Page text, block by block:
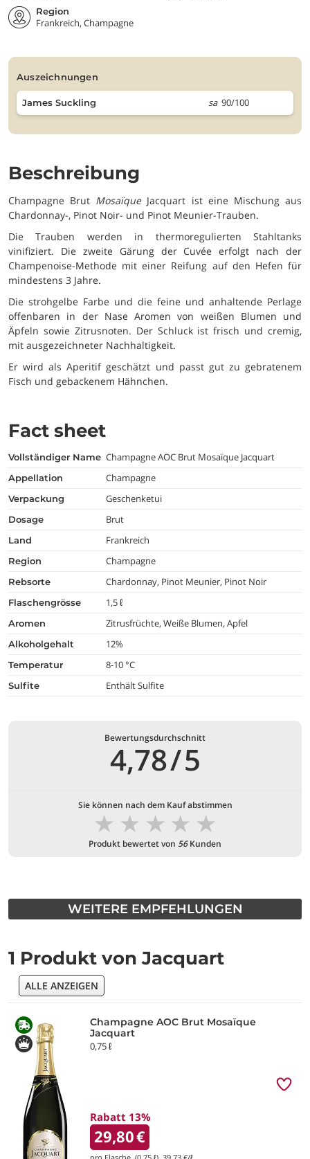
Region
Frankreich, Champagne
auszeichnungen
James Suckling sa 90/100
Beschreibung
Champagne Brut MosaïqueJacquart ist eine Mischung aus
Chardonnay-, Pinot Noir- und Pinot Meunier-Trauben.
Die Trauben werden in thermoregulierten Stahltanks
vinifiziert. Die zweite Gärung der Cuvée erfolgt nach der
Champenoise-Methode mit einer Reifung auf den Hefen für
mindestens 3 Jahre.
Die strohgelbe Farbe und die feine und anhaltende Perlage
offenbaren in der Nase Aromen von weißen Blumen und
Äpfeln sowie Zitrusnoten. Der Schluck ist frisch und cremig,
mit ausgezeichneter Nachhaltigkeit.
Er wird als Aperitif geschätzt und passt gut zu gebratenem
Fisch und gebackenem Hähnchen.
Fact sheet
vollständiger Name Champagne AOC Brut Mosaïque Jacquart
appellation Champagne
verpackung Geschenketui
dosage Brut
land Frankreich
region Champagne
rebsorte Chardonnay, Pinot Meunier, Pinot Noir
flaschengrösse 1,5 ℓ
aromen Zitrusfrüchte, Weiße Blumen, Apfel
alkoholgehalt 12%
temperatur 8-10 °C
Sulfite Enthält Sulfite
Bewertungsdurchschnitt
4,78/5
Sie können nach dem Kauf abstimmen
★
★
★
★
★
Produkt bewertet von 56Kunden
WEITERE EMPFEHLUNGEN
1 Produkt von Jacquart
ALLE ANZEIGEN
Champagne AOC Brut Mosaïque
Jacquart
0,75 ℓ
Rabatt 13%
29,80€